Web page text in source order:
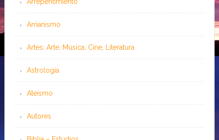
Arrianismo
Artes: Arte, Música, Cine, Literatura
Astrología
Ateísmo
Autores